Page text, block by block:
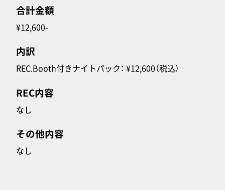
合計金額
¥12,600-
内訳
REC.Booth付きナイトパック： ¥12,600（税込）
REC内容
なし
その他内容
なし